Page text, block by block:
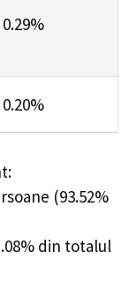
0.29%
0.20%
(93.52%
din totalul